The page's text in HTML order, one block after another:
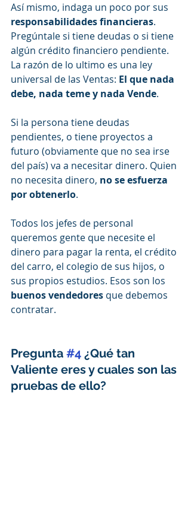
Así mismo, indaga un poco por sus
responsabilidades financieras.
Pregúntale si tiene deudas o si tiene
algún crédito financiero pendiente.
La razón de lo ultimo es una ley
universal de las Ventas: El que nada
debe, nada teme y nada Vende.
Si la persona tiene deudas
pendientes, o tiene proyectos a
futuro (obviamente que no sea irse
del país) va a necesitar dinero. Quien
no necesita dinero, no se esfuerza
por obtenerlo.
Todos los jefes de personal
queremos gente que necesite el
dinero para pagar la renta, el crédito
del carro, el colegio de sus hijos, o
sus propios estudios. Esos son los
buenos vendedores que debemos
contratar.
Pregunta #4 ¿Qué tan
Valiente eres y cuales son las
pruebas de ello?